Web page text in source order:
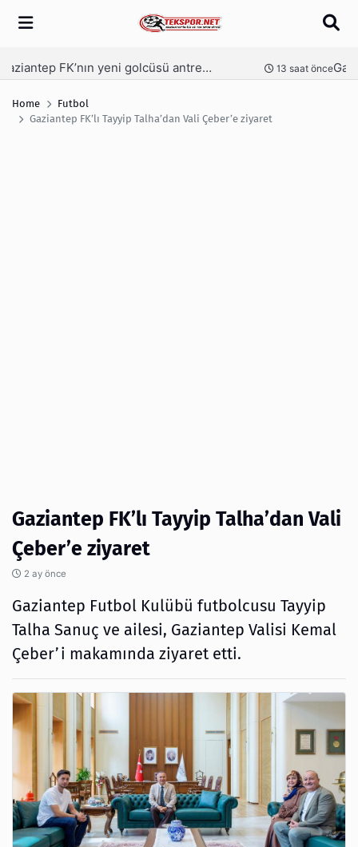
Arama 14 saat önce
Home
Futbol
Gaziantep FK’lı Tayyip Talha’dan Vali Çeber’e ziyaret
Gaziantep FK’lı Tayyip Talha’dan Vali
Çeber’e ziyaret
2 ay önce
Gaziantep Futbol Kulübü futbolcusu Tayyip
Talha Sanuç ve ailesi, Gaziantep Valisi Kemal
Çeber’i makamında ziyaret etti.